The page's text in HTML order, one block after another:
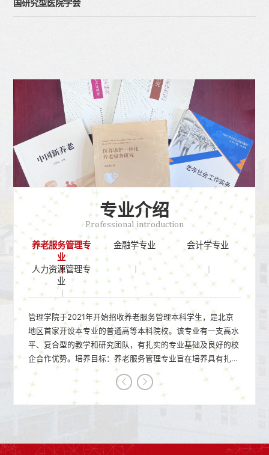
国研究型医院学会
专业介绍
Professional introduction
养老服务管理专
业
金融学专业 会计学专业
人力资源管理专
业
管理学院于2021年开始招收养老服务管理本科学生，是北京
地区首家开设本专业的普通高等本科院校。该专业有一支高水
平、复合型的教学和研究团队，有扎实的专业基础及良好的校
企合作优势。培养目标：养老服务管理专业旨在培养具有扎实
管理和社会保障、养老专业基本理论、方法和技能，熟悉国家
有关养老的方针、政策、法规与技术标准，掌握管理学、社会
学、心理学、经济学等基本理论和基础知识；熟悉并掌握养老